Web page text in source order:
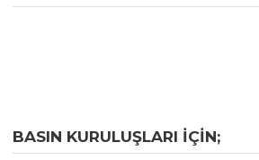
BASIN KURULUŞLARI IÇIN;